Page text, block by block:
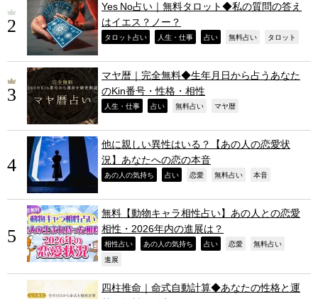
Yes No占い｜無料タロット◆私の質問の答え
はイエス？ノー？
タロット占い 人生・仕事 占い 無料占い タロット
マヤ暦｜完全無料◆生年月日から占うあなた
のKin番号・性格・相性
人生・仕事 占い 無料占い マヤ暦
他に親しい異性はいる？【あの人の恋愛状
況】あなたへの恋の本音
あの人の気持ち 占い 恋愛 無料占い 本音
無料【動物キャラ相性占い】あの人との恋愛
相性・2026年内の進展は？
相性占い あの人の気持ち 占い 恋愛 無料占い
進展
四柱推命｜命式自動計算◆あなたの性格と運